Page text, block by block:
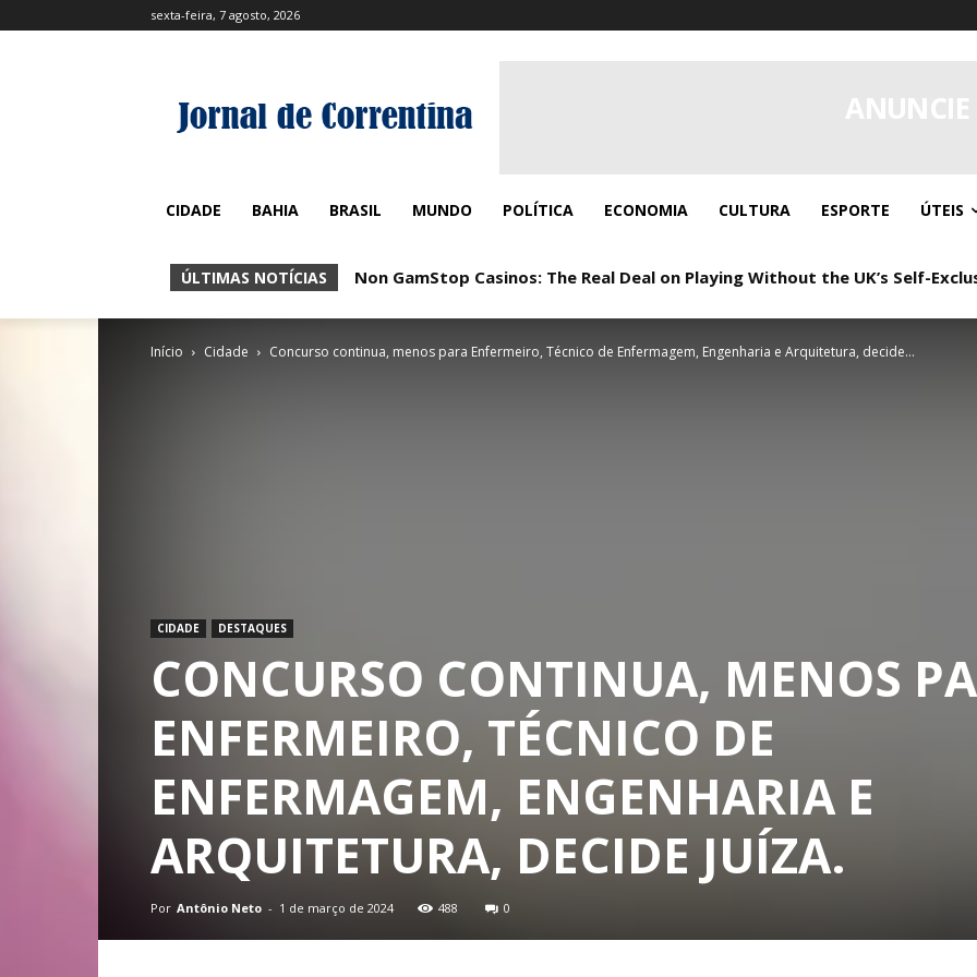
sexta-feira, 7 agosto, 2026
CIDADE BAHIA BRASIL MUNDO POLÍTICA ECONOMIA CULTURA ESPORTE ÚTEIS
ÚLTIMAS NOTÍCIAS Non GamStop Casinos: The Real Deal on Playing Without the UK’s Self-
Início Cidade Concurso continua, menos para Enfermeiro, Técnico de Enfermagem, Engenharia e Arquitetura, decide...
CIDADE DESTAQUES
CONCURSO CONTINUA, MENOS
ENFERMEIRO, TÉCNICO DE
ENFERMAGEM, ENGENHARIA E
ARQUITETURA, DECIDE JUÍZA.
Por Antônio Neto - 1 de março de 2024 488 0